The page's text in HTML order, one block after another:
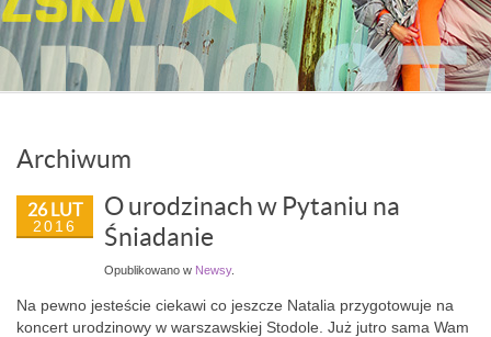
Archiwum
26 LUT
2016
O urodzinach w Pytaniu na
Śniadanie
Opublikowano w Newsy.
Na pewno jesteście ciekawi co jeszcze Natalia przygotowuje na
koncert urodzinowy w warszawskiej Stodole. Już jutro sama Wam